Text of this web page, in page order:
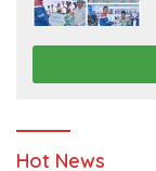
Hot News